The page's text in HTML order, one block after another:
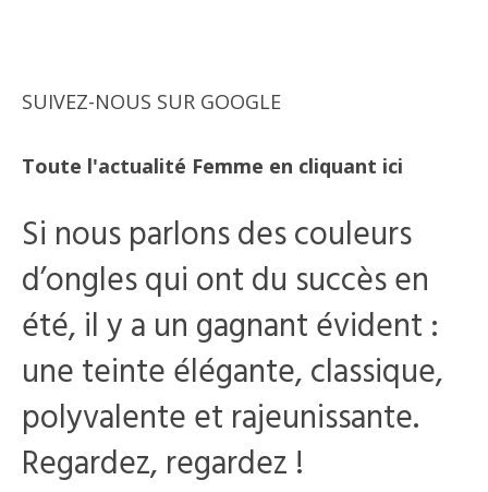
SUIVEZ-NOUS SUR GOOGLE
Toute l'actualité Femme en cliquant ici
Si nous parlons des couleurs
d’ongles qui ont du succès en
été, il y a un gagnant évident :
une teinte élégante, classique,
polyvalente et rajeunissante.
Regardez, regardez !